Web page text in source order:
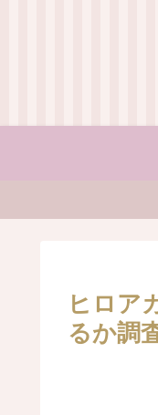
ヒロア
るか調